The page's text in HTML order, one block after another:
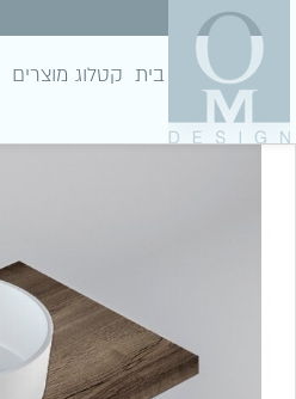
בית קטלוג מוצרים